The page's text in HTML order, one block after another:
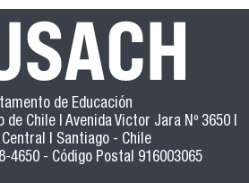
de Educación
de Chile | Avenida Victor Jara Nº 3650 |
| Santiago - Chile
4650 - Código Postal 916003065